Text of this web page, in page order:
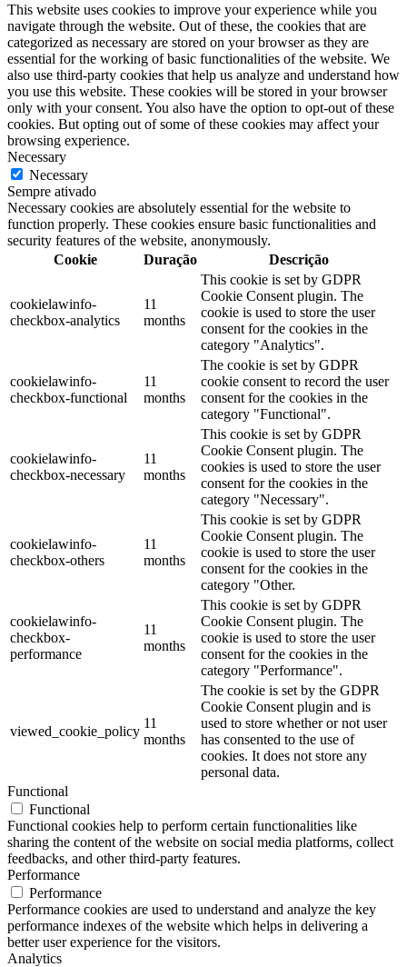
This website uses cookies to improve your experience while you
navigate through the website. Out of these, the cookies that are
categorized as necessary are stored on your browser as they are
essential for the working of basic functionalities of the website. We
also use third-party cookies that help us analyze and understand how
you use this website. These cookies will be stored in your browser
only with your consent. You also have the option to opt-out of these
cookies. But opting out of some of these cookies may affect your
browsing experience.
Necessary
Necessary
Sempre ativado
Necessary cookies are absolutely essential for the website to
function properly. These cookies ensure basic functionalities and
security features of the website, anonymously.
Cookie
Duração Descrição
cookielawinfo-
checkbox-analytics
11
months
This cookie is set by GDPR
Cookie Consent plugin. The
cookie is used to store the user
consent for the cookies in the
category "Analytics".
cookielawinfo-
checkbox-functional
11
months
The cookie is set by GDPR
cookie consent to record the user
consent for the cookies in the
category "Functional".
cookielawinfo-
checkbox-necessary
11
months
This cookie is set by GDPR
Cookie Consent plugin. The
cookies is used to store the user
consent for the cookies in the
category "Necessary".
cookielawinfo-
checkbox-others
11
months
This cookie is set by GDPR
Cookie Consent plugin. The
cookie is used to store the user
consent for the cookies in the
category "Other.
cookielawinfo-
checkbox-
performance
11
months
This cookie is set by GDPR
Cookie Consent plugin. The
cookie is used to store the user
consent for the cookies in the
category "Performance".
viewed_cookie_policy
11
months
The cookie is set by the GDPR
Cookie Consent plugin and is
used to store whether or not user
has consented to the use of
cookies. It does not store any
personal data.
Functional
Functional
Functional cookies help to perform certain functionalities like
sharing the content of the website on social media platforms, collect
feedbacks, and other third-party features.
Performance
Performance
Performance cookies are used to understand and analyze the key
performance indexes of the website which helps in delivering a
better user experience for the visitors.
Analytics